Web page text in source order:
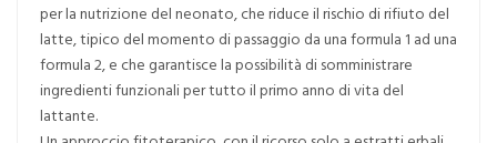
per la nutrizione del neonato, che riduce il rischio di rifiuto del
latte, tipico del momento di passaggio da una formula 1 ad una
formula 2, e che garantisce la possibilità di somministrare
ingredienti funzionali per tutto il primo anno di vita del
lattante.